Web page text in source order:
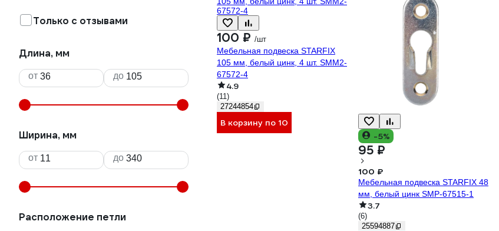
Только с отзывами
Длина, мм
от до
Ширина, мм
от до
Расположение петли
100 ₽ /шт
Мебельная подвеска STARFIX
105 мм, белый цинк, 4 шт. SMM2-
67572-4
4.9
(11)
27244854
В корзину по 10
-5%
95 ₽
100 ₽
Мебельная подвеска STARFIX 48
мм, белый цинк SMP-67515-1
3.7
(6)
25594887